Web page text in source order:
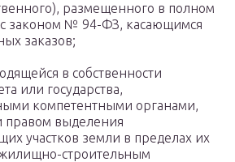
размещенного в полном
с законом № 94-ФЗ, касающимся
заказов;
в собственности
или государства,
компетентными органами,
выделения
участков земли в пределах их
строительным